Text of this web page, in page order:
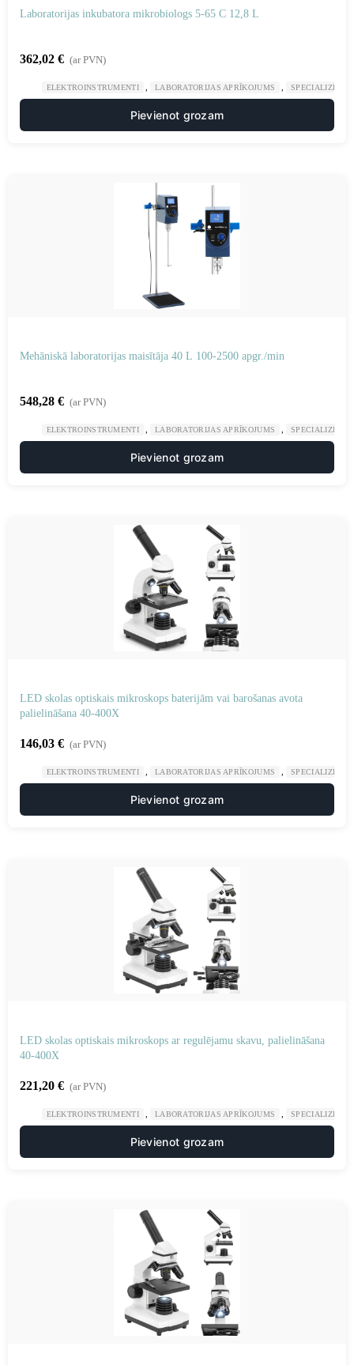
Laboratorijas inkubatora mikrobiologs 5-65 C 12,8 L
362,02 € (ar PVN)
ELEKTROINSTRUMENTI LABORATORIJAS APRĪKOJUMS
Pievienot grozam
Mehāniskā laboratorijas maisītāja 40 L 100-2500 apgr./min
548,28 € (ar PVN)
ELEKTROINSTRUMENTI LABORATORIJAS APRĪKOJUMS
Pievienot grozam
LED skolas optiskais mikroskops baterijām vai barošanas avota
palielināšana 40-400X
146,03 € (ar PVN)
ELEKTROINSTRUMENTI LABORATORIJAS APRĪKOJUMS
Pievienot grozam
LED skolas optiskais mikroskops ar regulējamu skavu, palielināšana
40-400X
221,20 € (ar PVN)
ELEKTROINSTRUMENTI LABORATORIJAS APRĪKOJUMS
Pievienot grozam